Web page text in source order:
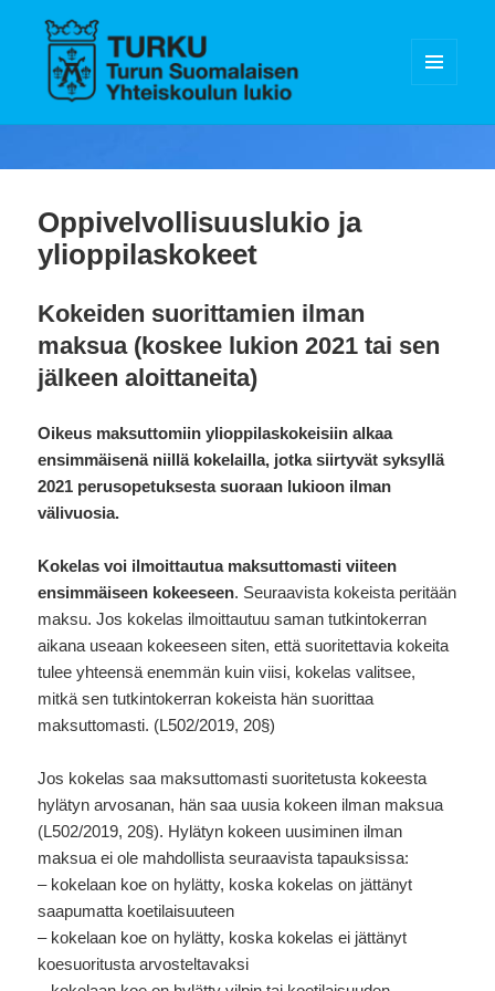
lukio
VIMPAIMET
Oppivelvollisuuslukio ja
ylioppilaskokeet
Kokeiden suorittamien ilman
maksua (koskee lukion 2021 tai sen
jälkeen aloittaneita)
Oikeus maksuttomiin ylioppilaskokeisiin alkaa
ensimmäisenä niillä kokelailla, jotka siirtyvät syksyllä
2021 perusopetuksesta suoraan lukioon ilman
välivuosia.
Kokelas voi ilmoittautua maksuttomasti viiteen
ensimmäiseen kokeeseen. Seuraavista kokeista peritään
maksu. Jos kokelas ilmoittautuu saman tutkintokerran
aikana useaan kokeeseen siten, että suoritettavia kokeita
tulee yhteensä enemmän kuin viisi, kokelas valitsee,
mitkä sen tutkintokerran kokeista hän suorittaa
maksuttomasti. (L502/2019, 20§)
Jos kokelas saa maksuttomasti suoritetusta kokeesta
hylätyn arvosanan, hän saa uusia kokeen ilman maksua
(L502/2019, 20§). Hylätyn kokeen uusiminen ilman
maksua ei ole mahdollista seuraavista tapauksissa:
– kokelaan koe on hylätty, koska kokelas on jättänyt
saapumatta koetilaisuuteen
– kokelaan koe on hylätty, koska kokelas ei jättänyt
koesuoritusta arvosteltavaksi